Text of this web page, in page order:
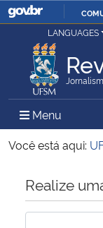
Ministério da Justiça e
Ministério da Defesa
Ministério das Relações
Ministério da Economia
Ministério da
LANGUAGES
Menu
Você está aqui:
Início do
Realize